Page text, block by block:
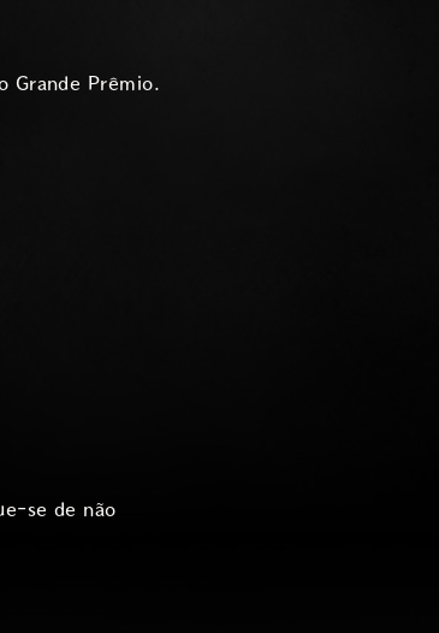
Grande Prêmio.
se de não